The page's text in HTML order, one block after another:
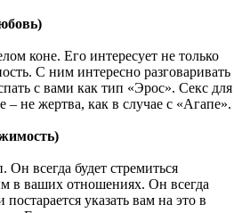
коне. Его интересует не только
С ним интересно разговаривать
с вами как тип «Эрос». Секс для
– не жертва, как в случае с «Агапе».
всегда будет стремиться
в ваших отношениях. Он всегда
указать вам на это в